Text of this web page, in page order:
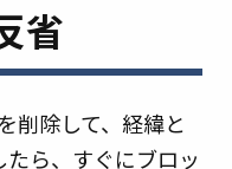
省
削除して、経緯と
ら、すぐにブロッ